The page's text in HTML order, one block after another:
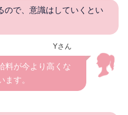
ので、意識はしていくとい
Yさん
料が今より高くな
す。